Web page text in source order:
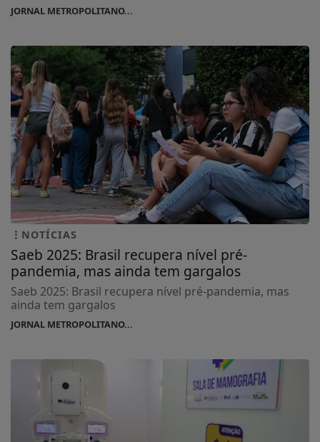
JORNAL METROPOLITANO...
NOTÍCIAS
Saeb 2025: Brasil recupera nível pré-
pandemia, mas ainda tem gargalos
Saeb 2025: Brasil recupera nível pré-pandemia, mas
ainda tem gargalos
JORNAL METROPOLITANO...